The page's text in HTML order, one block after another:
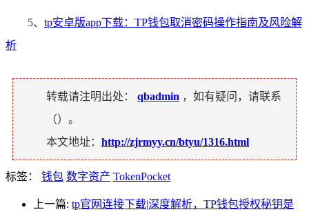
5、 tp安卓版app下载：TP钱包取消密码操作指南及风险解
析
转载请注明出处： qbadmin ，如有疑问，请联系
（）。
本文地址： http://zjrmyy.cn/btyu/1316.html
标签： 钱包 数字资产 TokenPocket
上一篇: tp官网连接下载|深度解析，TP钱包授权秘钥是